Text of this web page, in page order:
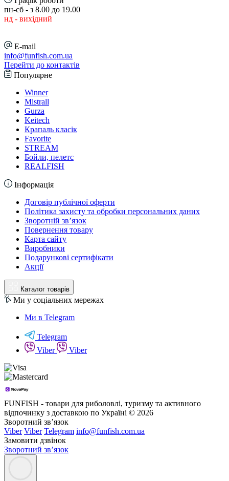
пн-сб - з 8.00 до 19.00
нд - вихідний
E-mail
info@funfish.com.ua
Перейти до контактів
Популярне
Winner
Mistrall
Gurza
Keitech
Крапаль класік
Favorite
STREAM
Бойли, пелетс
REALFISH
Інформація
Договір публічної оферти
Політика захисту та обробки персональних даних
Зворотній зв’язок
Повернення товару
Карта сайту
Виробники
Подарункові сертифікати
Акції
Каталог товарів
Ми у соціальних мережах
Ми в Telegram
Telegram
Viber
Viber
FUNFISH - товари для риболовлі, туризму та активного
відпочинку з доставкою по Україні © 2026
Зворотний зв’язок
Viber Viber Telegram info@funfish.com.ua
Замовити дзвінок
Зворотний зв’язок